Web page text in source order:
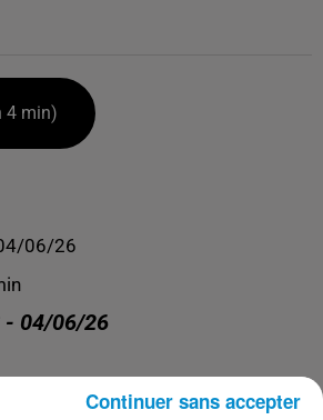
4 min)
06/26
- 04/06/26
vous avec l'actualité, tous les
Continuer sans accepter